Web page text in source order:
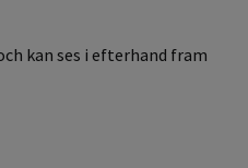
kan ses i efterhand fram